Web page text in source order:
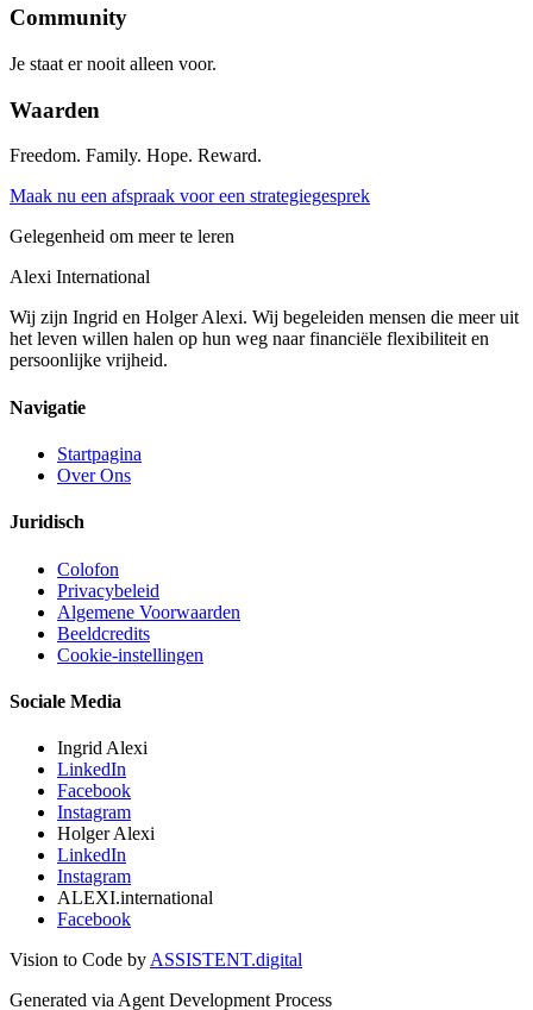
Community
Je staat er nooit alleen voor.
Waarden
Freedom. Family. Hope. Reward.
Maak nu een afspraak voor een strategiegesprek
Gelegenheid om meer te leren
Alexi International
Wij zijn Ingrid en Holger Alexi. Wij begeleiden mensen die meer uit
het leven willen halen op hun weg naar financiële flexibiliteit en
persoonlijke vrijheid.
Navigatie
Startpagina
Over Ons
Juridisch
Colofon
Privacybeleid
Algemene Voorwaarden
Beeldcredits
Cookie-instellingen
Sociale Media
Ingrid Alexi
LinkedIn
Facebook
Instagram
Holger Alexi
LinkedIn
Instagram
ALEXI.international
Facebook
Vision to Code by ASSISTENT.digital
Generated via Agent Development Process